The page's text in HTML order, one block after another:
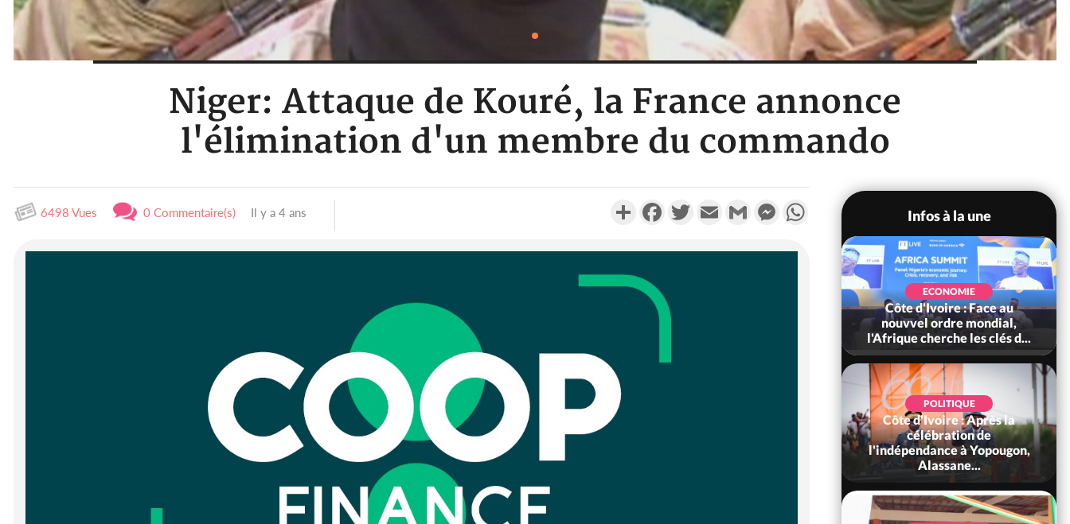
Niger: Attaque de Kouré, la France annonce
l'élimination d'un membre du commando
6498 Vues 0 Commentaire(s) Il y a 4 ans PartagerFacebookTwitterEmail Gmail MessengerWhatsApp
Infos à la une
résiduels de cacao, des
sociétés coopératives et
ECONOMIE
Côte d'Ivoire : Face au
nouvvel ordre mondial,
l'Afrique cherche les clés d...
POLITIQUE
Côte d'Ivoire : Après la
célébration de
l'indépendance à Yopougon,
Alassane...